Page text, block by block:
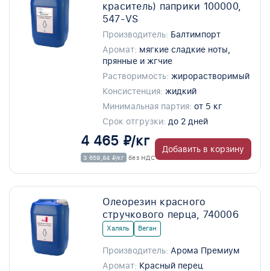
краситель) паприки 100000,
547-VS
Производитель: Балтимпорт
Аромат: мягкие сладкие ноты,
прянные и жгчие
Растворимость: жирорастворимый
Консистенция: жидкий
Минимальная партия: от 5 кг
Срок отгрузки: до 2 дней
4 465 ₽/кг
3 659,84 ₽/кг без НДС
Добавить в корзину
Олеорезин красного
стручкового перца, 740006
Халяль Веган
Производитель: Арома Премиум
Аромат: Красный перец